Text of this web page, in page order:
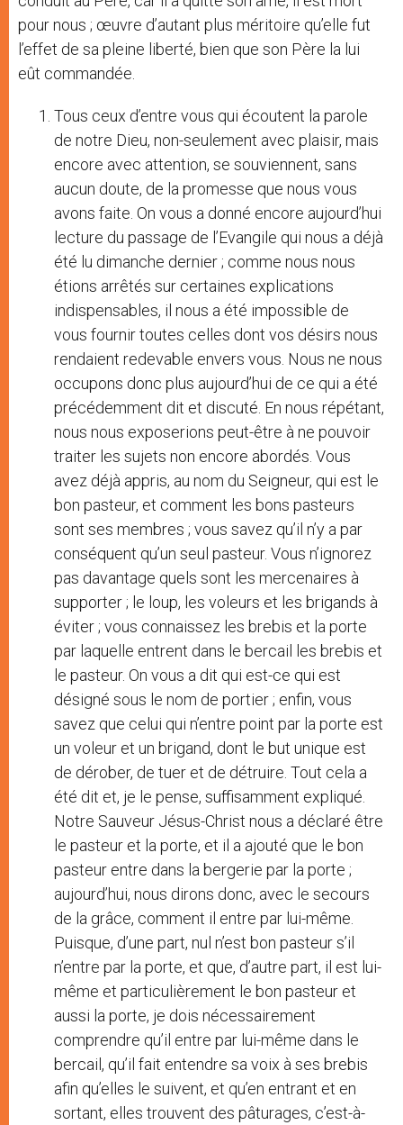
pour nous ; œuvre d’autant plus méritoire qu’elle fut
l’effet de sa pleine liberté, bien que son Père la lui
eût commandée.
Tous ceux d’entre vous qui écoutent la parole
de notre Dieu, non-seulement avec plaisir, mais
encore avec attention, se souviennent, sans
aucun doute, de la promesse que nous vous
avons faite. On vous a donné encore aujourd’hui
lecture du passage de l’Evangile qui nous a déjà
été lu dimanche dernier ; comme nous nous
étions arrêtés sur certaines explications
indispensables, il nous a été impossible de
vous fournir toutes celles dont vos désirs nous
rendaient redevable envers vous. Nous ne nous
occupons donc plus aujourd’hui de ce qui a été
précédemment dit et discuté. En nous répétant,
nous nous exposerions peut-être à ne pouvoir
traiter les sujets non encore abordés. Vous
avez déjà appris, au nom du Seigneur, qui est le
bon pasteur, et comment les bons pasteurs
sont ses membres ; vous savez qu’il n’y a par
conséquent qu’un seul pasteur. Vous n’ignorez
pas davantage quels sont les mercenaires à
supporter ; le loup, les voleurs et les brigands à
éviter ; vous connaissez les brebis et la porte
par laquelle entrent dans le bercail les brebis et
le pasteur. On vous a dit qui est-ce qui est
désigné sous le nom de portier ; enfin, vous
savez que celui qui n’entre point par la porte est
un voleur et un brigand, dont le but unique est
de dérober, de tuer et de détruire. Tout cela a
été dit et, je le pense, suffisamment expliqué.
Notre Sauveur Jésus-Christ nous a déclaré être
le pasteur et la porte, et il a ajouté que le bon
pasteur entre dans la bergerie par la porte ;
aujourd’hui, nous dirons donc, avec le secours
de la grâce, comment il entre par lui-même.
Puisque, d’une part, nul n’est bon pasteur s’il
n’entre par la porte, et que, d’autre part, il est lui-
même et particulièrement le bon pasteur et
aussi la porte, je dois nécessairement
comprendre qu’il entre par lui-même dans le
bercail, qu’il fait entendre sa voix à ses brebis
afin qu’elles le suivent, et qu’en entrant et en
sortant, elles trouvent des pâturages, c’est-à-